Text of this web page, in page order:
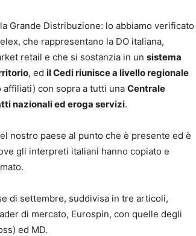
Grande Distribuzione: lo abbiamo verificato
che rappresentano la DO italiana,
retail e che si sostanzia in un sistema
, ed il Cedi riunisce a livello regionale
affiliati) con sopra a tutti una Centrale
nazionali ed eroga servizi.
nostro paese al punto che è presente ed è
gli interpreti italiani hanno copiato e
di settembre, suddivisa in tre articoli,
di mercato, Eurospin, con quelle degli
ed MD.